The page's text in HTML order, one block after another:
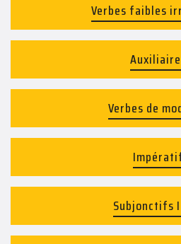
Verbes faibles
Verbes de
Subjonctifs